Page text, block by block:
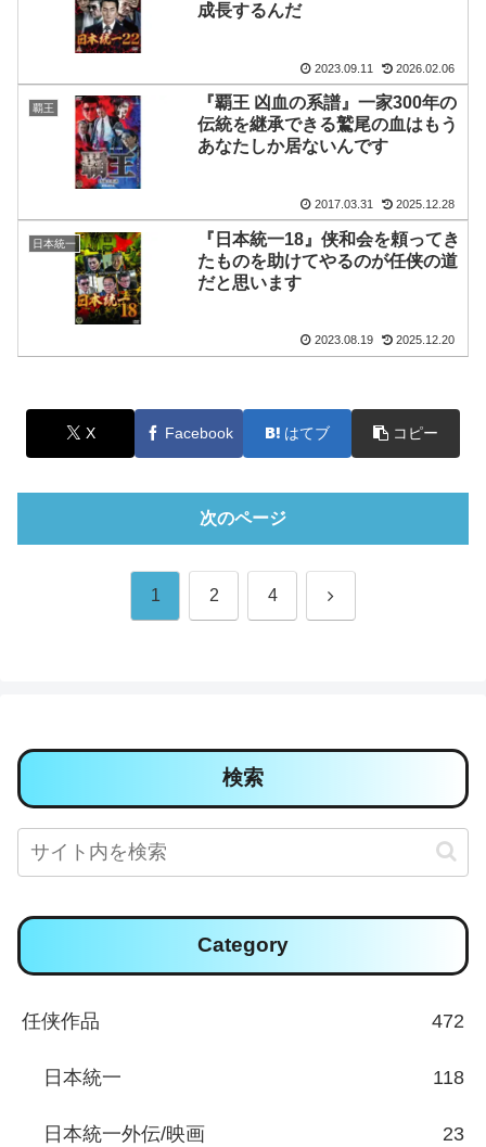
成長するんだ
2023.09.11 2026.02.06
覇王
『覇王 凶血の系譜』一家300年の
伝統を継承できる鷲尾の血はもう
あなたしか居ないんです
2017.03.31 2025.12.28
日本統一
『日本統一18』侠和会を頼ってき
たものを助けてやるのが任侠の道
だと思います
2023.08.19 2025.12.20
X Facebook はてブ コピー
次のページ
1 2 4 次
検索
Category
任侠作品 472
日本統一 118
日本統一外伝/映画 23